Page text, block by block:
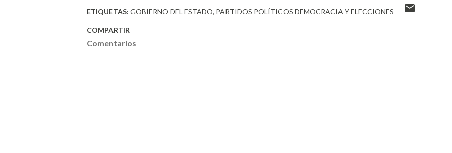
ETIQUETAS: GOBIERNO DEL ESTADO PARTIDOS POLÍTICOS DEMOCRACIA Y ELECCIONES
COMPARTIR
Comentarios